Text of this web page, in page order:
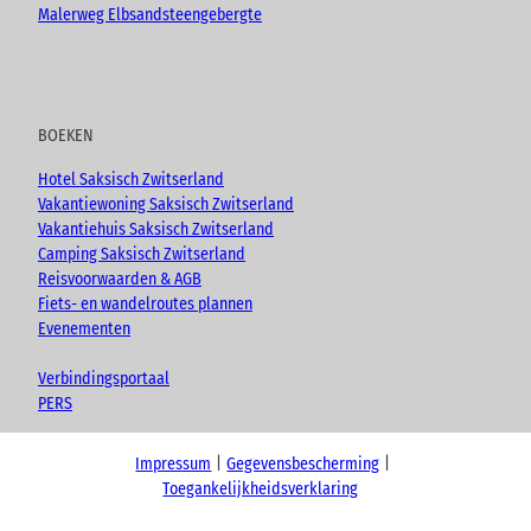
Malerweg Elbsandsteengebergte
BOEKEN
Hotel Saksisch Zwitserland
Vakantiewoning Saksisch Zwitserland
Vakantiehuis Saksisch Zwitserland
Camping Saksisch Zwitserland
Reisvoorwaarden & AGB
Fiets- en wandelroutes plannen
Evenementen
Verbindingsportaal
PERS
Impressum
Gegevensbescherming
Toegankelijkheidsverklaring